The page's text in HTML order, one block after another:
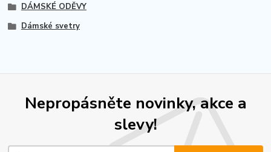
DÁMSKÉ ODĚVY
Dámské svetry
Nepropásněte novinky, akce a
slevy!